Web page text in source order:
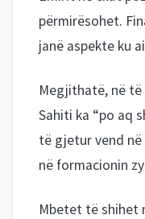
përmirësohet.
janë aspekte ku
Megjithatë, në
Sahiti ka “po aq
të gjetur vend
në formacionin
Mbetet të shihet